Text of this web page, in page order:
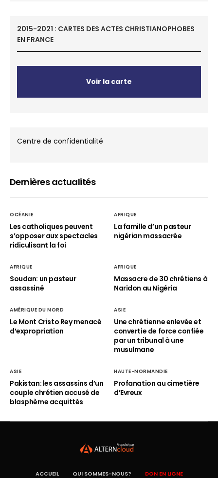
2015-2021 : CARTES DES ACTES CHRISTIANOPHOBES
EN FRANCE
Voir la carte
Centre de confidentialité
Dernières actualités
OCÉANIE
Les catholiques peuvent
s’opposer aux spectacles
ridiculisant la foi
AFRIQUE
La famille d’un pasteur
nigérian massacrée
AFRIQUE
Soudan: un pasteur
assassiné
AFRIQUE
Massacre de 30 chrétiens à
Naridon au Nigéria
AMÉRIQUE DU NORD
Le Mont Cristo Rey menacé
d’expropriation
ASIE
Une chrétienne enlevée et
convertie de force confiée
par un tribunal à une
musulmane
ASIE
Pakistan: les assassins d’un
couple chrétien accusé de
blasphème acquittés
HAUTE-NORMANDIE
Profanation au cimetière
d’Evreux
ACCUEIL QUI SOMMES-NOUS? DON EN LIGNE